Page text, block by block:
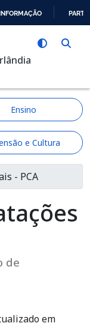
Ensino
e Cultura
- PCA
de
em